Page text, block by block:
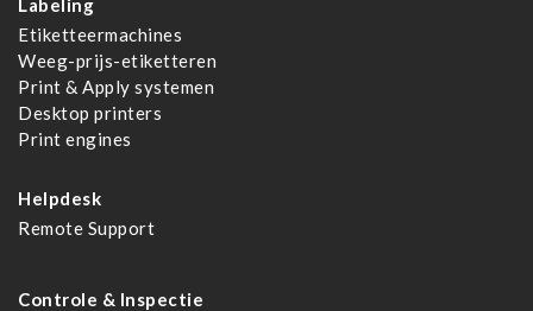
Labeling
Etiketteermachines
Weeg-prijs-etiketteren
Print & Apply systemen
Desktop printers
Print engines
Helpdesk
Remote Support
Controle & Inspectie